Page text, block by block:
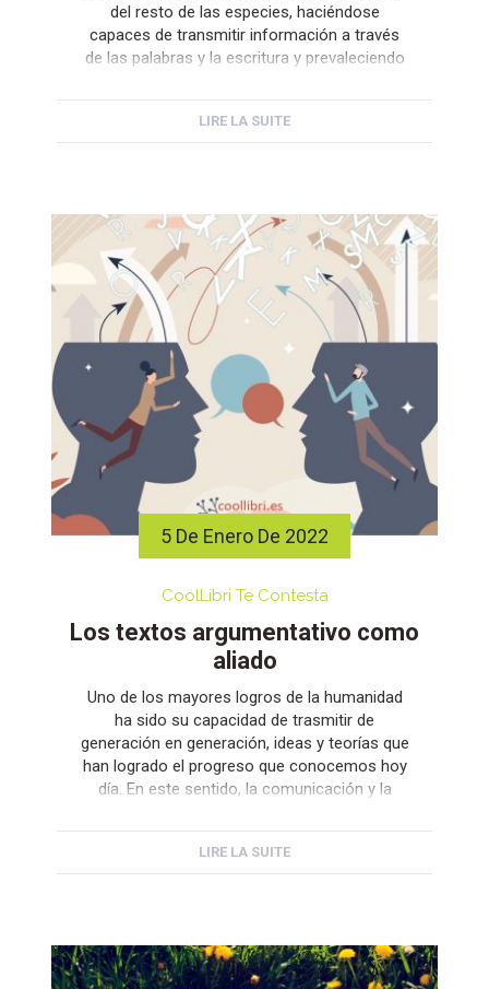
del resto de las especies, haciéndose
capaces de transmitir información a través
de las palabras y la escritura y prevaleciendo
historia, los usos del lenguaje no […]
LIRE LA SUITE
5 De Enero De 2022
CoolLibri Te Contesta
Los textos argumentativo como
aliado
Uno de los mayores logros de la humanidad
ha sido su capacidad de trasmitir de
generación en generación, ideas y teorías que
han logrado el progreso que conocemos hoy
día. En este sentido, la comunicación y la
opiniones […]
LIRE LA SUITE